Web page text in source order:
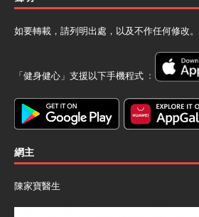
如要轉載，請列明出處，以及不作任何修改。
「健身健心」支援以下手機程式 ﹕
網主
陳家寶醫生